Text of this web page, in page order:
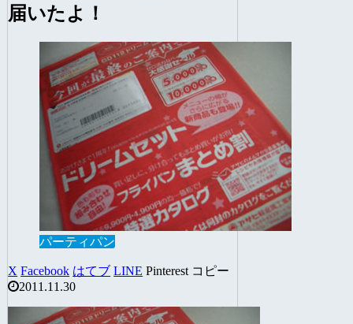
届いたよ！
パーティパン
X Facebook はてブ LINE Pinterest コピー
2011.11.30